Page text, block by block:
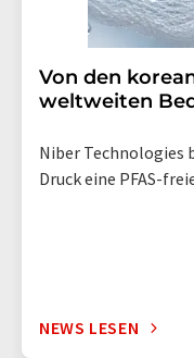
Von den
weltweiten
Niber
Druck eine PFAS-
NEWS LESEN